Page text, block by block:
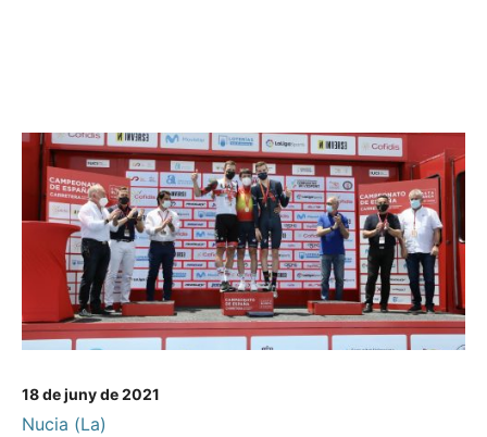
18 de juny de 2021
Nucia (La)